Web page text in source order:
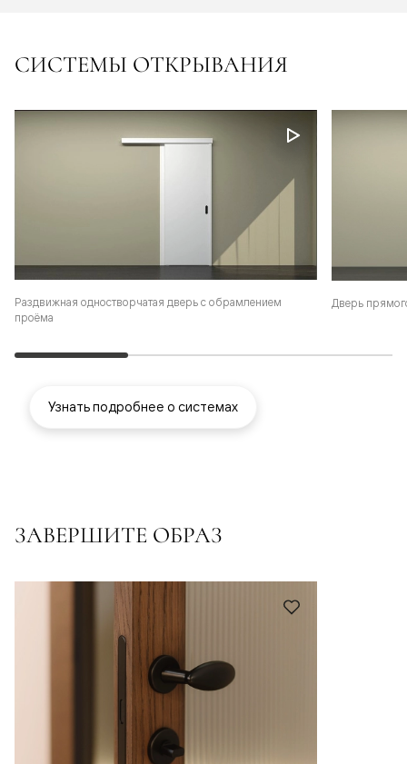
СИСТЕМЫ ОТКРЫВАНИЯ
Раздвижная одностворчатая дверь с обрамлением
проёма
Дверь
Узнать подробнее о системах
ЗАВЕРШИТЕ ОБРАЗ